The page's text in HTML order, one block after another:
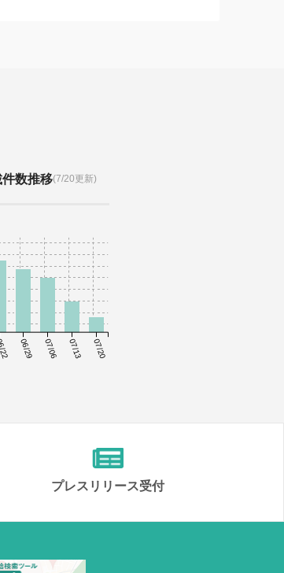
数推移(7/20更新)
06/29 07/06 07/13 07/20
プレスリリース受付